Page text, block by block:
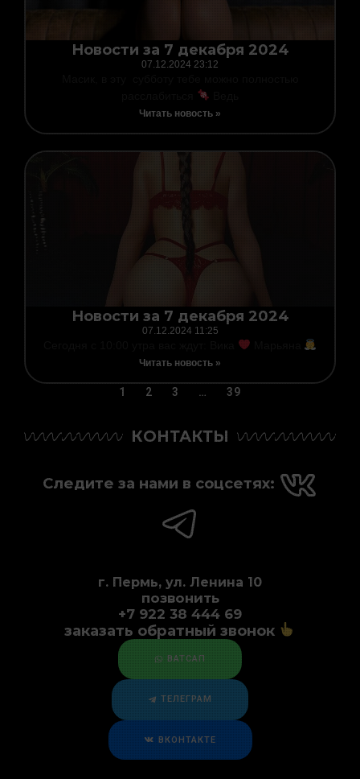
Новости за 7 декабря 2024
07.12.2024 23:12
Читать новость »
Новости за 7 декабря 2024
07.12.2024 11:25
Читать новость »
1 2 3 … 39
КОНТАКТЫ
Следите за нами в соцсетях:
г. Пермь, ул. Ленина 10
позвонить
+7 922 38 444 69
заказать обратный звонок
ВАТСАП
ТЕЛЕГРАМ
ВКОНТАКТЕ